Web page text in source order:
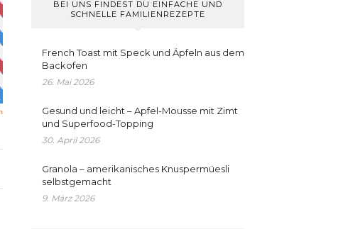
BEI UNS FINDEST DU EINFACHE UND
SCHNELLE FAMILIENREZEPTE
French Toast mit Speck und Äpfeln aus dem
Backofen
26. Mai 2026
Gesund und leicht – Apfel-Mousse mit Zimt
und Superfood-Topping
30. April 2026
Granola – amerikanisches Knuspermüesli
selbstgemacht
9. März 2026